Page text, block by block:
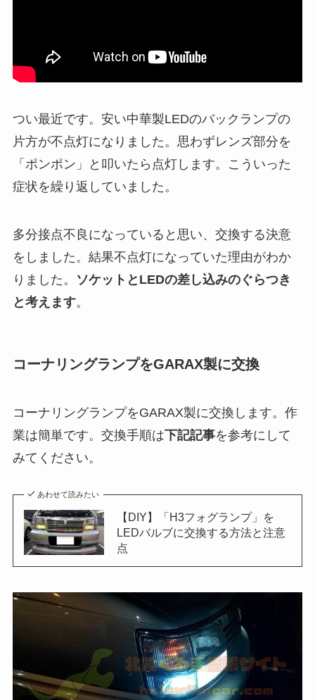
つい最近です。安い中華製LEDのバックランプの
片方が不点灯になりました。思わずレンズ部分を
「ポンポン」と叩いたら点灯します。こういった
症状を繰り返していました。
多分接点不良になっていると思い、交換する決意
をしました。結果不点灯になっていた理由がわか
りました。
ソケットとLEDの差し込みのぐらつき
と考えます。
コーナリングランプをGARAX製に交換
コーナリングランプをGARAX製に交換します。作
業は簡単です。交換手順は下記記事を参考にして
みてください。
あわせて読みたい
【DIY】「H3フォグランプ」を
LEDバルブに交換する方法と注意
点